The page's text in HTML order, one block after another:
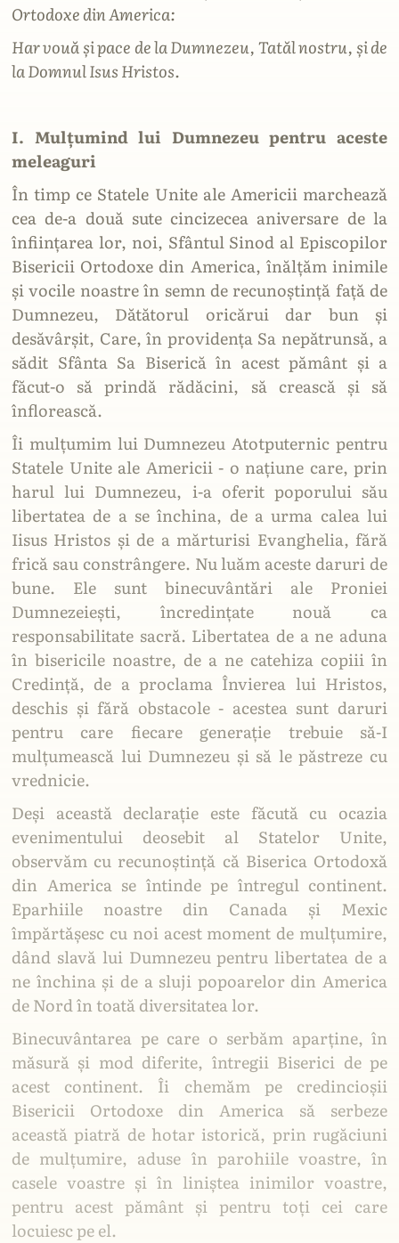
Ortodoxe din America:
Har vouă și pace de la Dumnezeu, Tatăl nostru, și de
la Domnul Isus Hristos.
I. Mulțumind lui Dumnezeu pentru aceste
meleaguri
În timp ce Statele Unite ale Americii marchează
cea de-a două sute cincizecea aniversare de la
înființarea lor, noi, Sfântul Sinod al Episcopilor
Bisericii Ortodoxe din America, înălțăm inimile
și vocile noastre în semn de recunoștință față de
Dumnezeu, Dătătorul oricărui dar bun și
desăvârșit, Care, în providența Sa nepătrunsă, a
sădit Sfânta Sa Biserică în acest pământ și a
făcut-o să prindă rădăcini, să crească și să
înflorească.
Îi mulțumim lui Dumnezeu Atotputernic pentru
Statele Unite ale Americii - o națiune care, prin
harul lui Dumnezeu, i-a oferit poporului său
libertatea de a se închina, de a urma calea lui
Iisus Hristos și de a mărturisi Evanghelia, fără
frică sau constrângere. Nu luăm aceste daruri de
bune. Ele sunt binecuvântări ale Proniei
Dumnezeiești, încredințate nouă ca
responsabilitate sacră. Libertatea de a ne aduna
în bisericile noastre, de a ne catehiza copiii în
Credință, de a proclama Învierea lui Hristos,
deschis și fără obstacole - acestea sunt daruri
pentru care fiecare generație trebuie să-I
mulțumească lui Dumnezeu și să le păstreze cu
vrednicie.
Deși această declarație este făcută cu ocazia
evenimentului deosebit al Statelor Unite,
observăm cu recunoștință că Biserica Ortodoxă
din America se întinde pe întregul continent.
Eparhiile noastre din Canada și Mexic
împărtășesc cu noi acest moment de mulțumire,
dând slavă lui Dumnezeu pentru libertatea de a
ne închina și de a sluji popoarelor din America
de Nord în toată diversitatea lor.
Binecuvântarea pe care o serbăm aparține, în
măsură și mod diferite, întregii Biserici de pe
acest continent. Îi chemăm pe credincioșii
Bisericii Ortodoxe din America să serbeze
această piatră de hotar istorică, prin rugăciuni
de mulțumire, aduse în parohiile voastre, în
casele voastre și în liniștea inimilor voastre,
pentru acest pământ și pentru toți cei care
locuiesc pe el.